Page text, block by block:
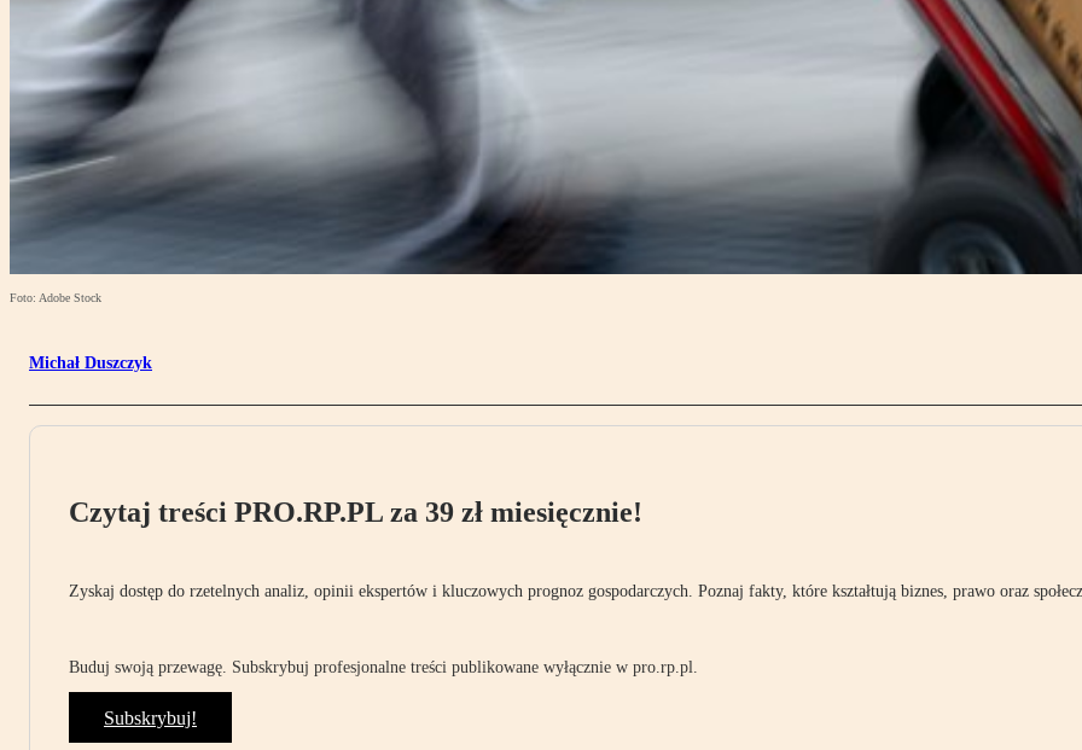
Foto: Adobe Stock
Michał Duszczyk
Czytaj treści PRO.RP.PL za 39 zł miesięcznie!
Zyskaj dostęp do rzetelnych analiz, opinii ekspertów i kluczowych prognoz gospodarczych. Poznaj fakty, które kształtują biznes, prawo oraz
Buduj swoją przewagę. Subskrybuj profesjonalne treści publikowane wyłącznie w pro.rp.pl.
Subskrybuj!